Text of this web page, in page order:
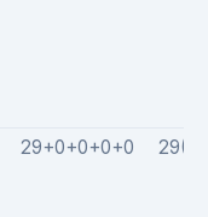
29+0+0+0+0